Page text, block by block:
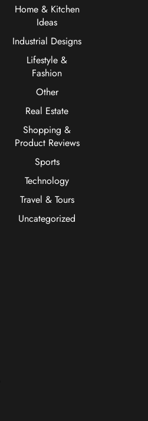
Home & Kitchen
Ideas
Industrial Designs
Lifestyle &
Fashion
Other
Real Estate
Shopping &
Product Reviews
Sports
Technology
Travel & Tours
Uncategorized